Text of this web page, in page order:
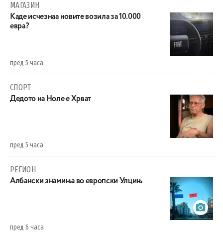
МАГАЗИН
Каде исчезнаа новите возила за 10.000
евра?
пред 5 часа
СПОРТ
Дедото на Ноле е Хрват
пред 5 часа
РЕГИОН
Aлбански знамиња во европски Улцињ
пред 6 часа